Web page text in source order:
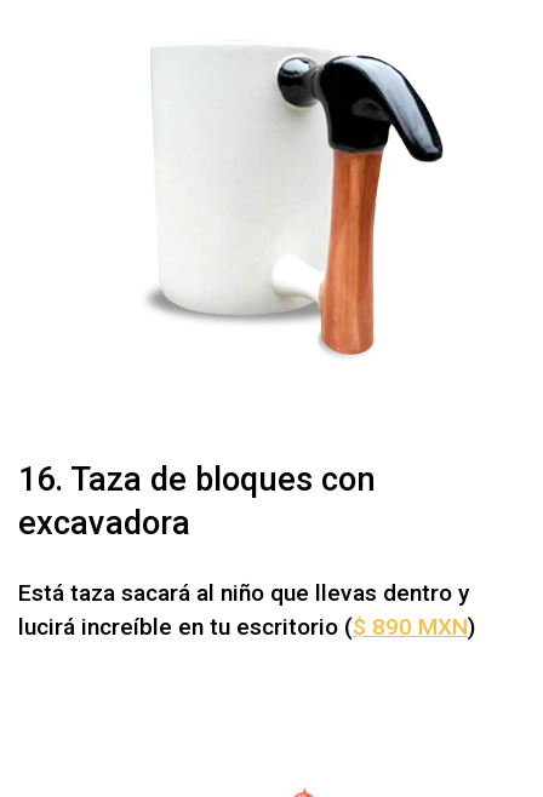
16. Taza de bloques con
excavadora
Está taza sacará al niño que llevas dentro y
lucirá increíble en tu escritorio ($ 890 MXN)